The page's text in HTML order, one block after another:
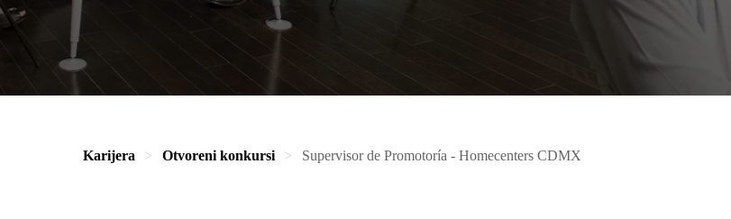
Karijera Otvoreni konkursi Supervisor de Promotoría - Homecenters CDMX